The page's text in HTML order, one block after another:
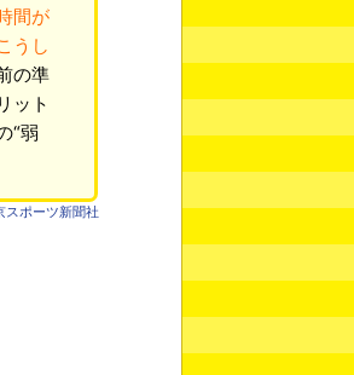
間が
うし
の準
ット
“弱
スポーツ新聞社